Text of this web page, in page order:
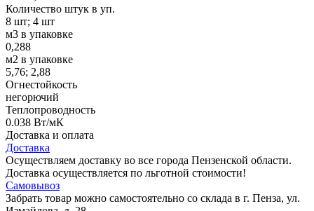
Количество штук в уп.
8 шт; 4 шт
м3 в упаковке
0,288
м2 в упаковке
5,76; 2,88
Огнестойкость
негорючий
Теплопроводность
0.038 Вт/мК
Доставка и оплата
Доставка
Осуществляем доставку во все города Пензенской области.
Доставка осуществляется по льготной стоимости!
Самовывоз
Забрать товар можно самостоятельно со склада в г. Пенза, ул.